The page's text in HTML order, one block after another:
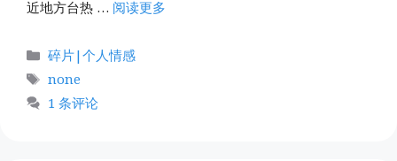
近地方台热 … 阅读更多
分
碎片|个人情感
标
签
none
1 条评论